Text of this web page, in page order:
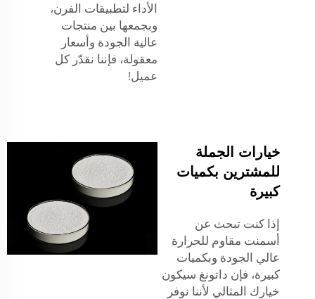
الأداء لتطبيقات الفرن،
وبجمعها بين منتجات
عالية الجودة وأسعار
معقولة، فإننا نقدّر كل
عميل!
خيارات الجملة
للمشترين بكميات
كبيرة
إذا كنت تبحث عن
أسمنت مقاوم للحرارة
عالي الجودة وبكميات
كبيرة، فإن داتونغ سيكون
خيارك المثالي لأننا نوفر